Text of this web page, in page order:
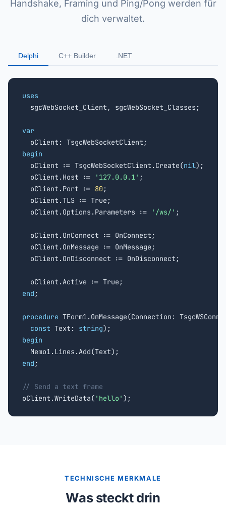
Handshake, Framing und Ping/Pong werden für
dich verwaltet.
Delphi C++ Builder .NET
uses
sgcWebSocket_Client, sgcWebSocket_Classes;
var
begin
oClient := TsgcWebSocketClient.Create(nil);
  oClient.Host :=
'127.0.0.1' ;
  oClient.Port :=
80 ;
  oClient.TLS := True;
  oClient.Options.Parameters :=
'/ws/' ;
  oClient.OnConnect := OnConnect;
  oClient.OnMessage := OnMessage;
  oClient.OnDisconnect := OnDisconnect;
end ;
procedure TForm1.OnMessage(Connection:
const Text: string
begin
end ;
// Send a text frame
oClient.WriteData( 'hello' );
TECHNISCHE MERKMALE
Was steckt drin